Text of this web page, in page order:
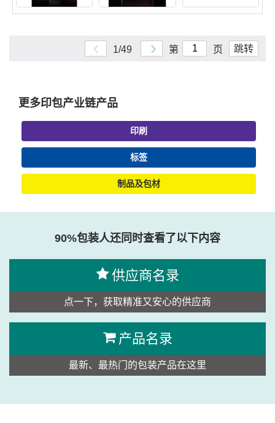
1/49 第 页 跳转
更多印包产业链产品
印刷
标签
制品及包材
90%包装人还同时查看了以下内容
供应商名录
点一下，获取精准又安心的供应商
产品名录
最新、最热门的包装产品在这里